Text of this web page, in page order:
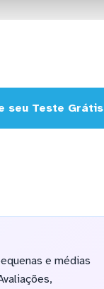
seu Teste Grátis
e médias